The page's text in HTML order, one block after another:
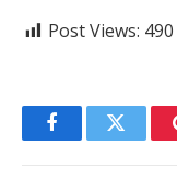
Post Views: 490
FacebookTwitter